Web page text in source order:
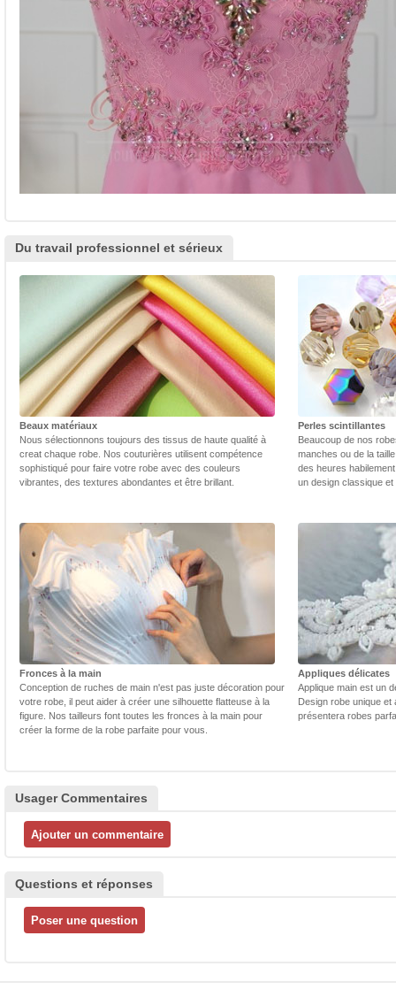
Du travail professionnel et sérieux
Beaux matériaux
Nous sélectionnons toujours des tissus de haute qualité à
creat chaque robe. Nos couturières utilisent compétence
sophistiqué pour faire votre robe avec des couleurs
vibrantes, des textures abondantes et être brillant.
Perles scintillantes
Beaucoup de nos
manches ou de la
des heures
un design classique
Fronces à la main
Conception de ruches de main n'est pas juste décoration pour
votre robe, il peut aider à créer une silhouette flatteuse à la
figure. Nos tailleurs font toutes les fronces à la main pour
créer la forme de la robe parfaite pour vous.
Appliques délicates
Applique main est un
Design robe unique
présentera robes
Usager Commentaires
Questions et réponses